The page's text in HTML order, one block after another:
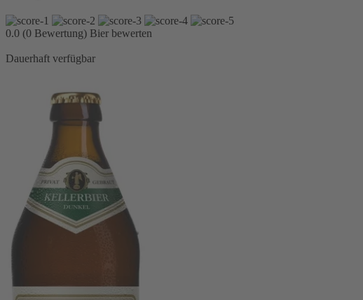
0.0 (0 Bewertung) Bier bewerten
Dauerhaft verfügbar